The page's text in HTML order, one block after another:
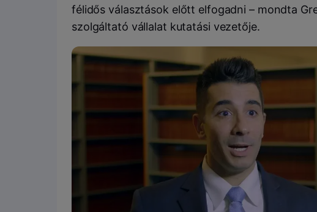
félidős választások előtt elfogadni – mondta
szolgáltató vállalat kutatási vezetője.